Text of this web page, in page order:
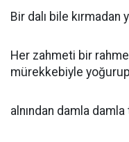
Bir dalı bile
Her zahmeti bir
mürekkebiyle yoğurup
alnından damla